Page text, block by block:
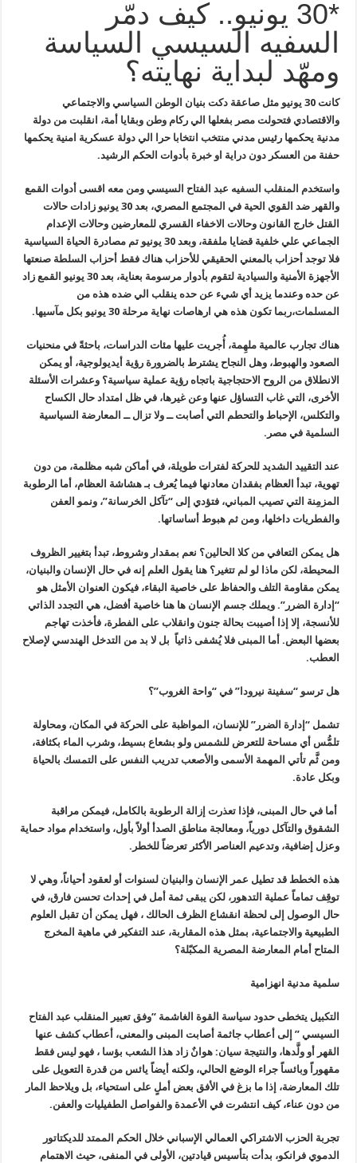
*30 يونيو.. كيف دمّر
السفيه السيسي السياسة
ومهّد لبداية نهايته؟
كانت 30 يونيو مثل صاعقة دكت بنيان الوطن السياسي والاجتماعي
والاقتصادي فتحولت مصر بفعلها الي ركام وطن وبقايا أمة، انقلبت من دولة
مدنية يحكمها رئيس مدني منتخب انتخابا حرا الي دولة عسكرية امنية يحكمها
حفنة من العسكر دون دراية او خبرة بأدوات الحكم الرشيد.
واستخدم المنقلب السفيه عبد الفتاح السيسي ومن معه اقسى أدوات القمع
والقهر ضد القوي الحية في المجتمع المصري، بعد 30 يونيو زادات حالات
القتل خارج القانون وحالات الاخفاء القسري للمعارضين وحالات الإعدام
الجماعي علي خلفية قضايا ملفقة، وبعد 30 يونيو تم مصادرة الحياة السياسية
فلا توجد أحزاب بالمعني الحقيقي للأحزاب هناك فقط أحزاب السلطة صنعتها
الأجهزة الأمنية والسيادية لتقوم بأدوار مرسومة بعناية، بعد 30 يونيو القمع زاد
عن حده وعندما يزيد أي شيء عن حده ينقلب الي ضده هذه من
المسلمات،ربما تكون هذه هي ارهاصات نهاية مرحلة 30 يونيو بكل مآسيها.
هناك تجارب عالمية ملهِمة، أُجريت عليها مئات الدراسات، باحثةً في منحنيات
الصعود والهبوط، وهل النجاح يشترط بالضرورة رؤية أيديولوجية، أو يمكن
الانطلاق من الروح الاحتجاجية باتجاه رؤية عملية سياسية؟ وعشرات الأسئلة
الأخرى، التي غاب التساؤل عنها وعن غيرها، في ظل امتداد حال الكساح
والتكلس، الإحباط والتحطم التي أصابت ــ ولا تزال ــ المعارضة السياسية
السلمية في مصر.
عند التقييد الشديد للحركة لفترات طويلة، في أماكن شبه مظلمة، من دون
تهوية، تبدأ العظام بفقدان معادنها فيما يُعرف بـ هشاشة العظام، أما الرطوبة
المزمِنة التي تصيب المباني، فتؤدي إلى “تآكل الخرسانة”، ونمو العفن
والفطريات داخلها، ومن ثم هبوط أساساتها.
هل يمكن التعافي من كلا الحالين؟ نعم بمقدار وشروط، تبدأ بتغيير الظروف
المحيطة، لكن ماذا لو لم تتغير؟ هنا يقول العلم إنه في حال الإنسان والبنيان،
يمكن مقاومة التلف والحفاظ على خاصية البقاء، فيكون العنوان الأمثل هو
“إدارة الضرر”. ويملك جسم الإنسان ها هنا خاصية أفضل، هي التجدد الذاتي
للأنسجة، إلا إذا أصيبت بحالة جنون وانقلاب على الفطرة، فأخذت تهاجم
بعضها البعض. أما المبنى فلا يُشفى ذاتياً بل لا بد من التدخل الهندسي لإصلاح
العطب.
هل ترسو “سفينة نيرودا” في “واحة الغروب”؟
تشمل “إدارة الضرر” للإنسان، المواظبة على الحركة في المكان، ومحاولة
تلمُّس أي مساحة للتعرض للشمس ولو بشعاع بسيط، وشرب الماء بكثافة،
ومن ثَّم تأتي المهمة الأسمى والأصعب تدريب النفس على التمسك بالحياة
وبكل عادة.
أما في حال المبنى، فإذا تعذرت إزالة الرطوبة بالكامل، فيمكن مراقبة
الشقوق والتآكل دورياً، ومعالجة مناطق الصدأ أولاً بأول، واستخدام مواد حماية
وعزل إضافية، وتدعيم العناصر الأكثر تعرضاً للخطر.
هذه الخطط قد تطيل عمر الإنسان والبنيان لسنوات أو لعقود أحياناً، وهي لا
توقِف تماماً عملية التدهور، لكن يبقى ثمة أمل في إحداث تحسن فارق، في
حال الوصول إلى لحظة انقشاع الظرف الحالك ، فهل يمكن أن تقبل العلوم
الطبيعية والاجتماعية، بمثل هذه المقاربة، عند التفكير في ماهية المخرج
المتاح أمام المعارضة المصرية المكبّلة؟
سلمية مدنية انهزامية
التكبيل يتخطى حدود سياسة القوة الغاشمة “وفق تعبير المنقلب عبد الفتاح
السيسي ” إلى أعطاب جاثمة أصابت المبنى والمعنى، أعطاب كشف عنها
القهر أو ولَّدها، والنتيجة سيان: هوانٌ زاد هذا الشعب بؤسا ، فهو ليس فقط
مقهوراً وبائساً جراء الوضع الحالي، ولكنه أيضاً يائس من قدرة التعويل على
تلك المعارضة، إذا ما بزغ في الأفق بعض أملٍ على استحياء، بل ويلاحظ المار
من دون عناء، كيف انتشرت في الأعمدة والفواصل الطفيليات والعفن.
تجربة الحزب الاشتراكي العمالي الإسباني خلال الحكم الممتد للديكتاتور
الدموي فرانكو، بدأت بتأسيس قيادتين، الأولى في المنفى، حيث الاهتمام